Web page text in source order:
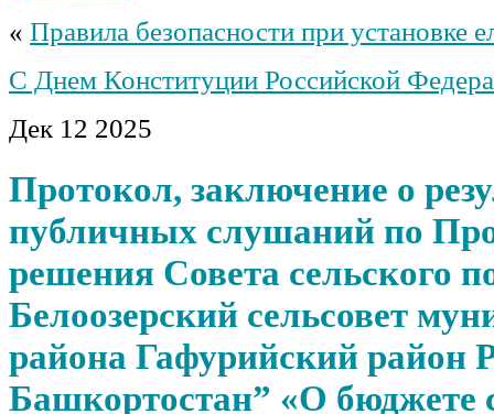
« Правила безопасности при установке
С Днем Конституции Российской
Дек 12 2025
Протокол, заключение о
публичных слушаний по
решения Совета сельского
Белоозерский сельсовет
района Гафурийский район
Башкортостан” «О бюджете